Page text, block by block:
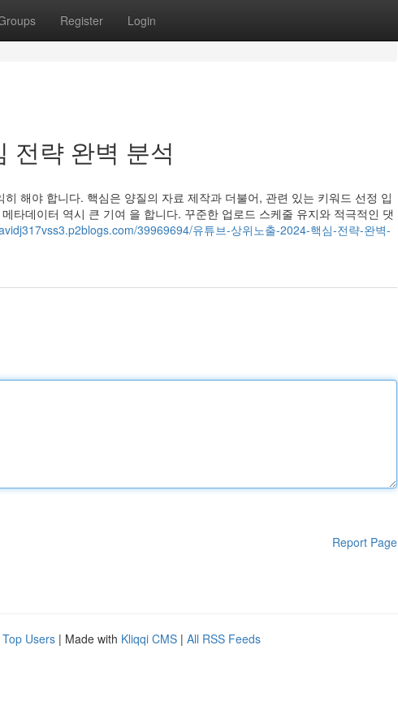
Register Login
전략 완벽 분석
해야 합니다. 핵심은 양질의 자료 제작과 더불어, 관련 있는 키워드 선정 입
타데이터 역시 큰 기여 을 합니다. 꾸준한 업로드 스케줄 유지와 적극적인 댓
39969694/유튜브-상위노출-2024-핵심-전략-완벽-
Report Page
Top Users | Made with Kliqqi CMS | All RSS Feeds